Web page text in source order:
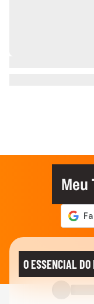
Meu
O ESSENCIAL DO